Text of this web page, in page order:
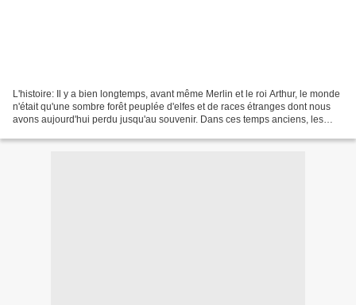
L'histoire: Il y a bien longtemps, avant même Merlin et le roi Arthur, le monde
n'était qu'une sombre forêt peuplée d'elfes et de races étranges dont nous
avons aujourd'hui perdu jusqu'au souvenir. Dans ces temps anciens, les